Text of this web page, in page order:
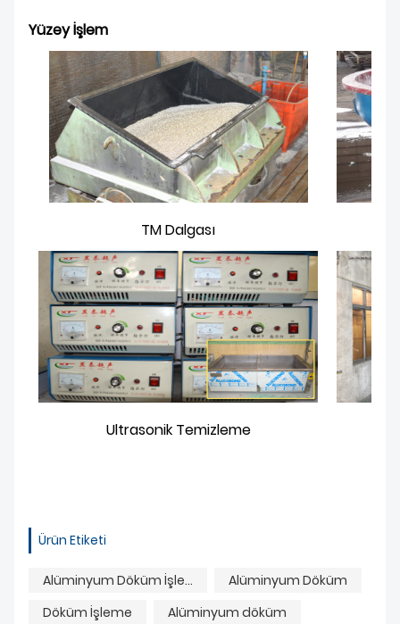
Yüzey İşlem
TM Dalgası
Ultrasonik Temizleme
Ürün Etiketi
Alüminyum Döküm İşleme
Alüminyum Döküm
Döküm İşleme
Alüminyum döküm